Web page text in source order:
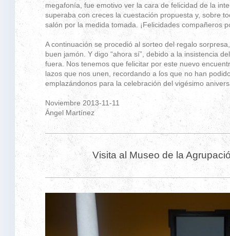
megafonía, fue emotivo ver la cara de felicidad de la
superaba con creces la cuestación propuesta y, sobre
salón por la medida tomada. ¡Felicidades compañeros
A continuación se procedió al sorteo del regalo
buen jamón. Y digo “ahora sí”, debido a la insistencia
fuera. Nos tenemos que felicitar por este nuevo
lazos que nos unen, recordando a los que no han
emplazándonos para la celebración del vigésimo
Noviembre 2013-11-11
Ángel Martínez
Visita al Museo de la